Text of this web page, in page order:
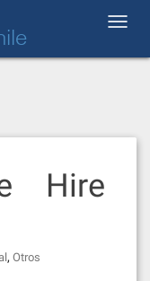
Hire
, Otros